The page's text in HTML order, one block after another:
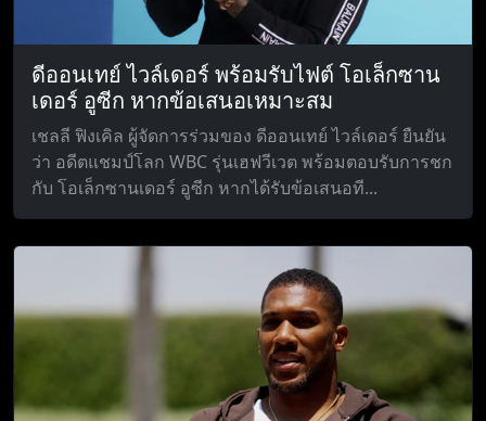
ดีออนเทย์ ไวล์เดอร์ พร้อมรับไฟต์ โอเล็กซาน
เดอร์ อูซีก หากข้อเสนอเหมาะสม
เชลลี ฟิงเคิล ผู้จัดการร่วมของ ดีออนเทย์ ไวล์เดอร์ ยืนยัน
ว่า อดีตแชมป์โลก WBC รุ่นเฮฟวีเวต พร้อมตอบรับการชก
กับ โอเล็กซานเดอร์ อูซีก หากได้รับข้อเสนอที...